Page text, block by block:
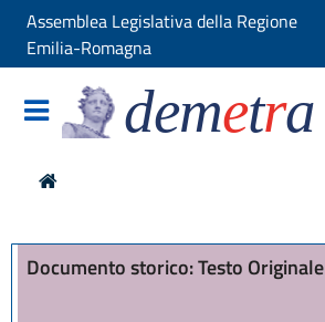
Assemblea Legislativa della Regione
Emilia-Romagna
demetra
Documento storico: Testo Originale